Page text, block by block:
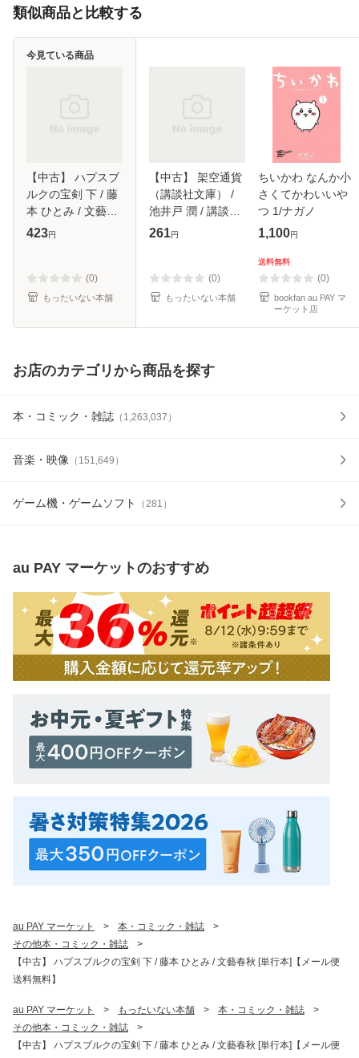
類似商品と比較する
【中古】 ハプスブ
ルクの宝剣 下 / 藤
本 ひとみ / 文藝春
秋 [単行本]【メー
423円
(0)
もったいない本舗
今見ている商品
【中古】 架空通貨
（講談社文庫） /
池井戸 潤 / 講談社
[文庫]【メール便送
261円
(0)
もったいない本舗
ちいかわ なんか小
さくてかわいいや
つ 1/ナガノ
1,100円
送料無料
(0)
bookfan au PAY マ
ーケット店
お店のカテゴリから商品を探す
本・コミック・雑誌 （ 1,263,037 ）
音楽・映像 （ 151,649 ）
ゲーム機・ゲームソフト （281 ）
au PAY マーケットのおすすめ
au PAY マーケット > 本・コミック・雑誌
>
その他本・コミック・雑誌
>
【中古】 ハプスブルクの宝剣 下 / 藤本 ひとみ / 文藝春秋 [単行本]【メール便
送料無料】
au PAY マーケット > もったいない本舗 > 本・コミック・雑誌
>
その他本・コミック・雑誌
>
【中古】 ハプスブルクの宝剣 下 / 藤本 ひとみ / 文藝春秋 [単行本]【メール便